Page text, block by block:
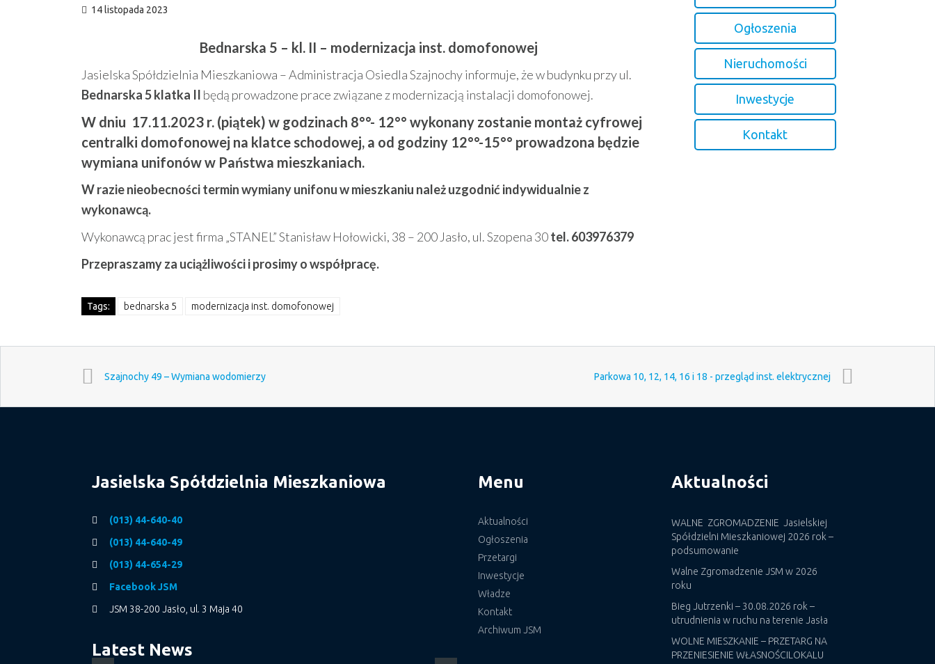
14 listopada 2023
Bednarska 5 – kl. II – modernizacja inst. domofonowej
Jasielska Spółdzielnia Mieszkaniowa – Administracja Osiedla Szajnochy informuje, że w budynku przy ul.
Bednarska 5 klatka II będą prowadzone prace związane z modernizacją instalacji domofonowej.
W dniu 17.11.2023 r. (piątek) w godzinach 8°°- 12°° wykonany zostanie montaż cyfrowej
centralki domofonowej na klatce schodowej, a od godziny 12°°-15°° prowadzona będzie
wymiana unifonów w Państwa mieszkaniach.
W razie nieobecności termin wymiany unifonu w mieszkaniu należ uzgodnić indywidualnie z
wykonawcą.
Wykonawcą prac jest firma „STANEL” Stanisław Hołowicki, 38 – 200 Jasło, ul. Szopena 30tel. 603976379
Przepraszamy za uciążliwości i prosimy o współpracę.
Tags: bednarska 5 modernizacja inst. domofonowej
Ogłoszenia
Nieruchomości
Inwestycje
Kontakt
Szajnochy 49 – Wymiana wodomierzy Parkowa 10, 12, 14, 16 i 18 - przegląd inst. elektrycznej
Jasielska Spółdzielnia Mieszkaniowa
(013) 44-640-40
(013) 44-640-49
(013) 44-654-29
Facebook JSM
JSM 38-200 Jasło, ul. 3 Maja 40
Latest News
Menu
Aktualności
Ogłoszenia
Przetargi
Inwestycje
Władze
Kontakt
Archiwum JSM
Aktualności
WALNE ZGROMADZENIE Jasielskiej
Spółdzielni Mieszkaniowej 2026 rok –
podsumowanie
Walne Zgromadzenie JSM w 2026
roku
Bieg Jutrzenki – 30.08.2026 rok –
utrudnienia w ruchu na terenie Jasła
WOLNE MIESZKANIE – PRZETARG NA
PRZENIESIENIE WŁASNOŚCILOKALU